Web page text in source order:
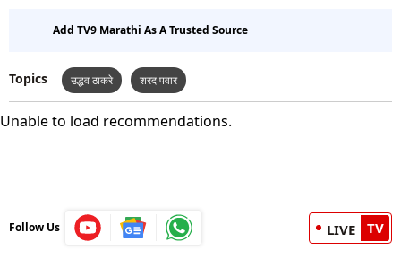
Add TV9 Marathi As A Trusted Source
Topics उद्धव ठाकरे शरद पवार
Unable to load recommendations.
Follow Us LIVE TV